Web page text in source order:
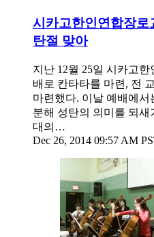
시카고한인연합장로
탄절 맞아
지난 12월 25일 시카고
배로 칸타타를 마련, 전
마련했다. 이날 예배에
분해 성탄의 의미를 되
대의…
Dec 26, 2014 09:57 AM